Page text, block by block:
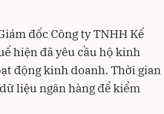
đốc Công ty TNHH Kế
hiện đã yêu cầu hộ kinh
động kinh doanh. Thời gian
liệu ngân hàng để kiểm